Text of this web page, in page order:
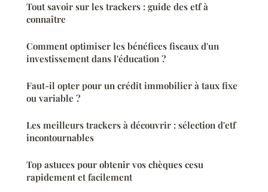
Tout savoir sur les trackers : guide des etf à
connaître
Comment optimiser les bénéfices fiscaux d'un
investissement dans l'éducation ?
Faut-il opter pour un crédit immobilier à taux fixe
ou variable ?
Les meilleurs trackers à découvrir : sélection d'etf
incontournables
Top astuces pour obtenir vos chèques cesu
rapidement et facilement